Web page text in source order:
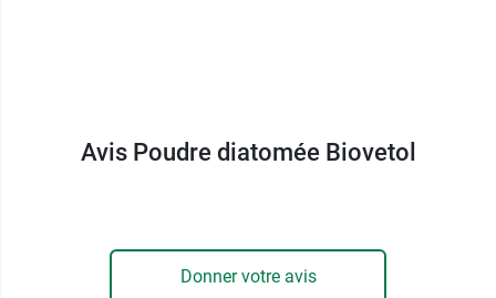
Avis Poudre diatomée Biovetol
Donner votre avis